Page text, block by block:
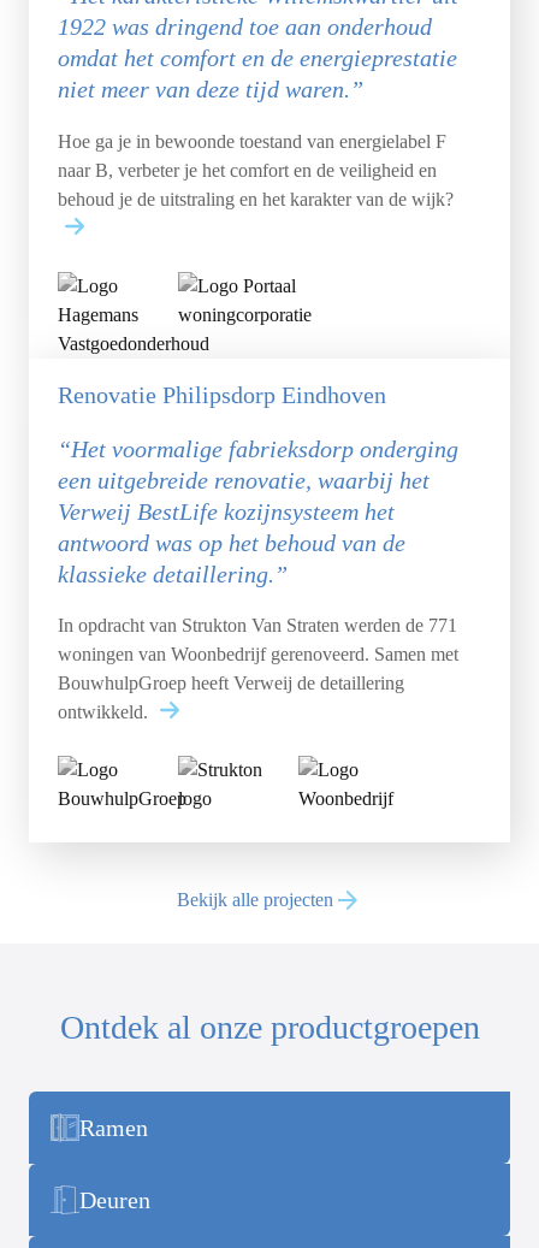
1922 was dringend toe aan onderhoud
omdat het comfort en de energieprestatie
niet meer van deze tijd waren.”
Hoe ga je in bewoonde toestand van energielabel F
naar B, verbeter je het comfort en de veiligheid en
behoud je de uitstraling en het karakter van de wijk?
Renovatie Philipsdorp Eindhoven
“Het voormalige fabrieksdorp onderging
een uitgebreide renovatie, waarbij het
Verweij BestLife kozijnsysteem het
antwoord was op het behoud van de
klassieke detaillering.”
In opdracht van Strukton Van Straten werden de 771
woningen van Woonbedrijf gerenoveerd. Samen met
BouwhulpGroep heeft Verweij de detaillering
ontwikkeld.
Bekijk alle projecten
Ontdek al onze productgroepen
Ramen
Deuren